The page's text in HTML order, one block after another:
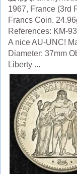
1967, France (3rd
Francs Coin.
References: KM-
A nice AU-UNC!
Diameter: 37mm
Liberty ...